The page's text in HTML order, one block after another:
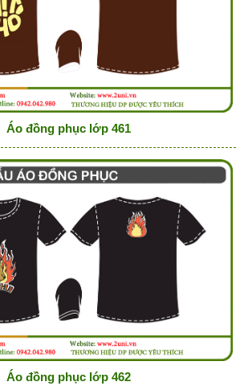
Áo đồng phục lớp 461
Áo đồng phục lớp 462